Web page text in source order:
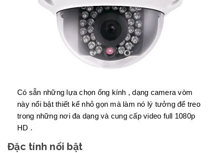
Có sẵn những lựa chọn ống kính , dạng camera vòm
này nổi bật thiết kế nhỏ gọn mà làm nó lý tưởng để treo
trong những nơi đa dạng và cung cấp video full 1080p
HD .
Đặc tính nổi bật